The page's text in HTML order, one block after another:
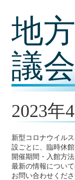
地
議会
2023年
新型コロナウイル
設ごとに、臨時休
開催期間・入館方
最新の情報につい
お問い合わせくださ